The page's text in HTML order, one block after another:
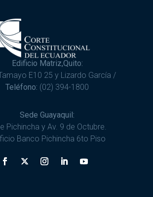
Edificio Matriz,Quito:
E10 25 y Lizardo García /
Teléfono: (02) 394-1800
Sede Guayaquil:
Pichincha y Av. 9 de Octubre.
Banco Pichincha 6to Piso